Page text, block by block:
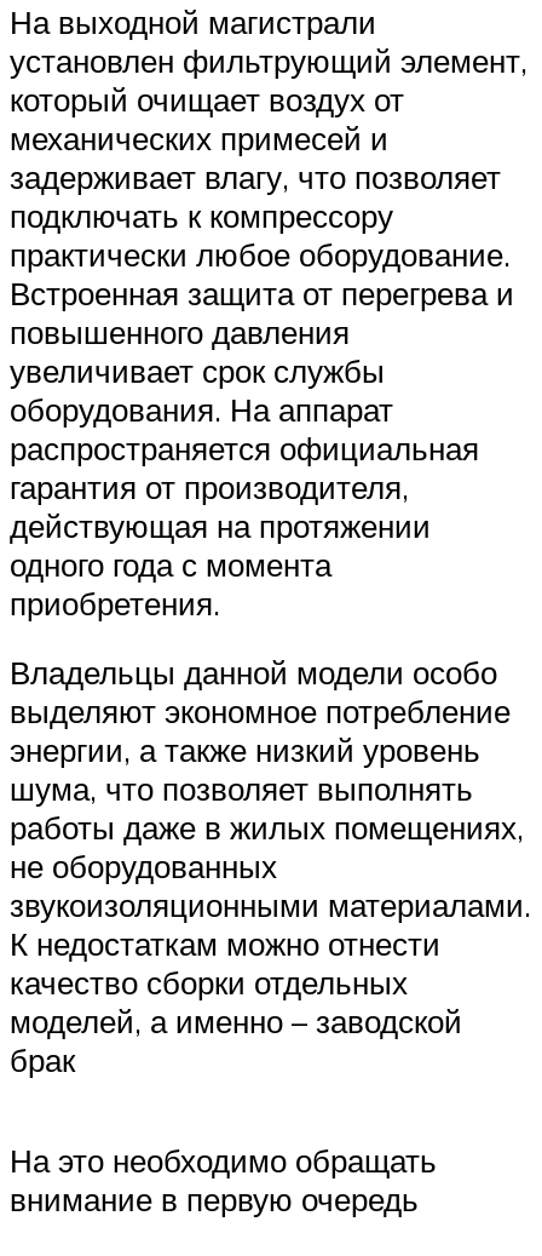
На выходной магистрали
установлен фильтрующий элемент,
который очищает воздух от
механических примесей и
задерживает влагу, что позволяет
подключать к компрессору
практически любое оборудование.
Встроенная защита от перегрева и
повышенного давления
увеличивает срок службы
оборудования. На аппарат
распространяется официальная
гарантия от производителя,
действующая на протяжении
одного года с момента
приобретения.
Владельцы данной модели особо
выделяют экономное потребление
энергии, а также низкий уровень
шума, что позволяет выполнять
работы даже в жилых помещениях,
не оборудованных
звукоизоляционными материалами.
К недостаткам можно отнести
качество сборки отдельных
моделей, а именно – заводской
брак
На это необходимо обращать
внимание в первую очередь